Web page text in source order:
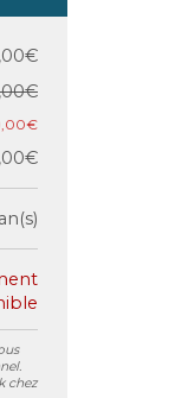
chez